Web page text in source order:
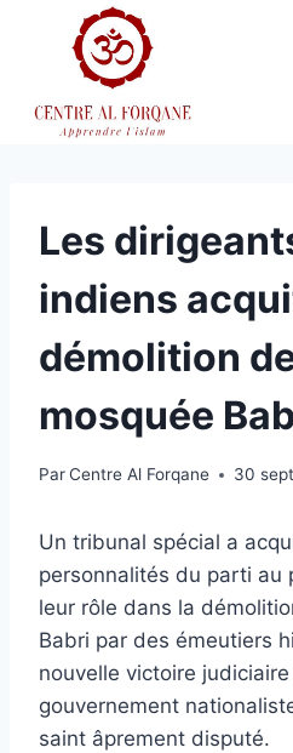
Les
indiens
démolition
mosquée
ParCentre Al Forqane 30
Un tribunal spécial a
personnalités du parti au
leur rôle dans la
Babri par des émeutiers
nouvelle victoire
gouvernement
saint âprement disputé.